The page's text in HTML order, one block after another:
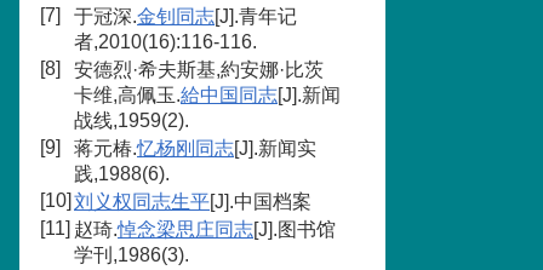
[7]
于冠深.金钊同志[J].青年记
者,2010(16):116-116.
[8]
安德烈·希夫斯基,約安娜·比茨
卡维,高佩玉.給中国同志[J].新闻
战线,1959(2).
[9]
蒋元椿.忆杨刚同志[J].新闻实
践,1988(6).
[10] 刘义权同志生平[J].中国档案
[11] 赵琦.悼念梁思庄同志[J].图书馆
学刊,1986(3).